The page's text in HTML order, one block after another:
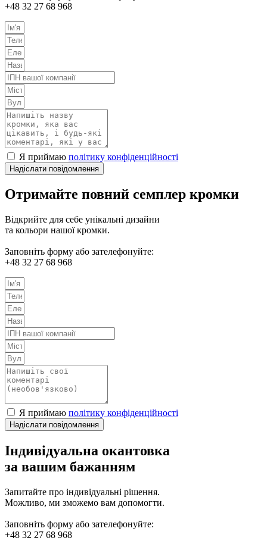
+48 32 27 68 968
Я приймаю політику конфіденційності
Надіслати повідомлення
Отримайте повний семплер кромки
Відкрийте для себе унікальні дизайни
та кольори нашої кромки.
Заповніть форму або зателефонуйте:
+48 32 27 68 968
Я приймаю політику конфіденційності
Надіслати повідомлення
Індивідуальна окантовка
за вашим бажанням
Запитайте про індивідуальні рішення.
Можливо, ми зможемо вам допомогти.
Заповніть форму або зателефонуйте:
+48 32 27 68 968